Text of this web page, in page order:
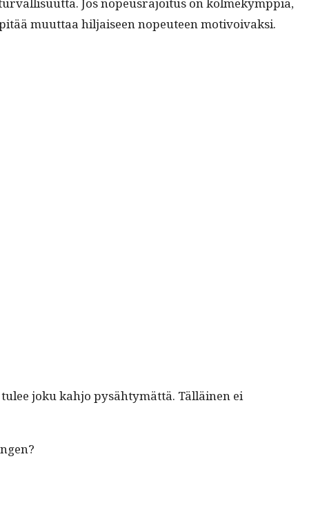
muut­taa hil­jaiseen nopeu­teen motivoivak­si.
joku kahjo pysähtymät­tä. Täl­läi­nen ei